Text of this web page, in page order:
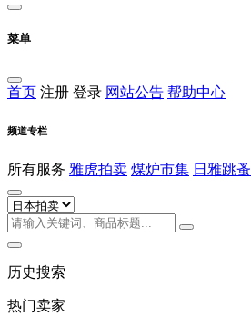
菜单
首页 注册 登录 网站公告 帮助中心
频道专栏
所有服务 雅虎拍卖 煤炉市集 日雅跳蚤
历史搜索
热门卖家